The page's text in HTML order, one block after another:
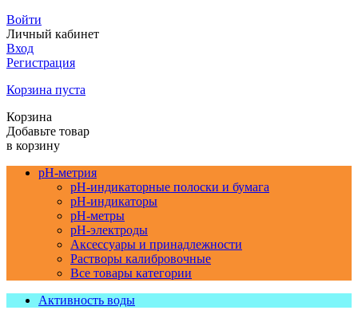
Войти
Личный кабинет
Вход
Регистрация
Корзина пуста
Корзина
Добавьте товар
в корзину
pH-метрия
pH-индикаторные полоски и бумага
pH-индикаторы
pH-метры
pH-электроды
Аксессуары и принадлежности
Растворы калибровочные
Все товары категории
Активность воды